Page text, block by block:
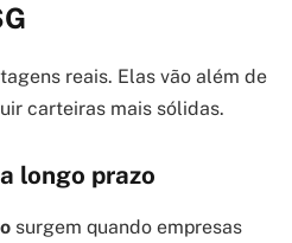
reais. Elas vão além de
carteiras mais sólidas.
longo prazo
surgem quando empresas